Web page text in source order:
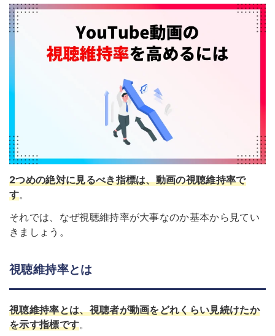
2つめの絶対に見るべき指標は、動画の視聴維持率で
す。
それでは、なぜ視聴維持率が大事なのか基本から見てい
きましょう。
視聴維持率とは
視聴維持率とは、視聴者が動画をどれくらい見続けたか
を示す指標です。